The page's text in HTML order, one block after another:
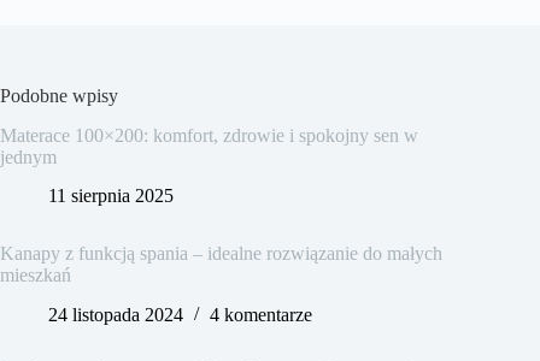
Podobne wpisy
Materace 100×200: komfort, zdrowie i spokojny sen w
jednym
11 sierpnia 2025
Kanapy z funkcją spania – idealne rozwiązanie do małych
mieszkań
24 listopada 2024
4 komentarze